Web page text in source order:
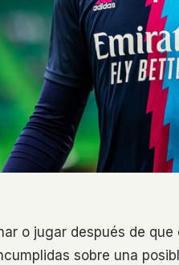
o jugar después de
sobre una